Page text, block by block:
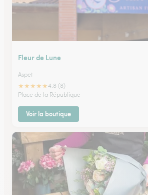
Fleur de Lune
Aspet
★★★★★4.8 (8)
Place de la République
Voir la boutique